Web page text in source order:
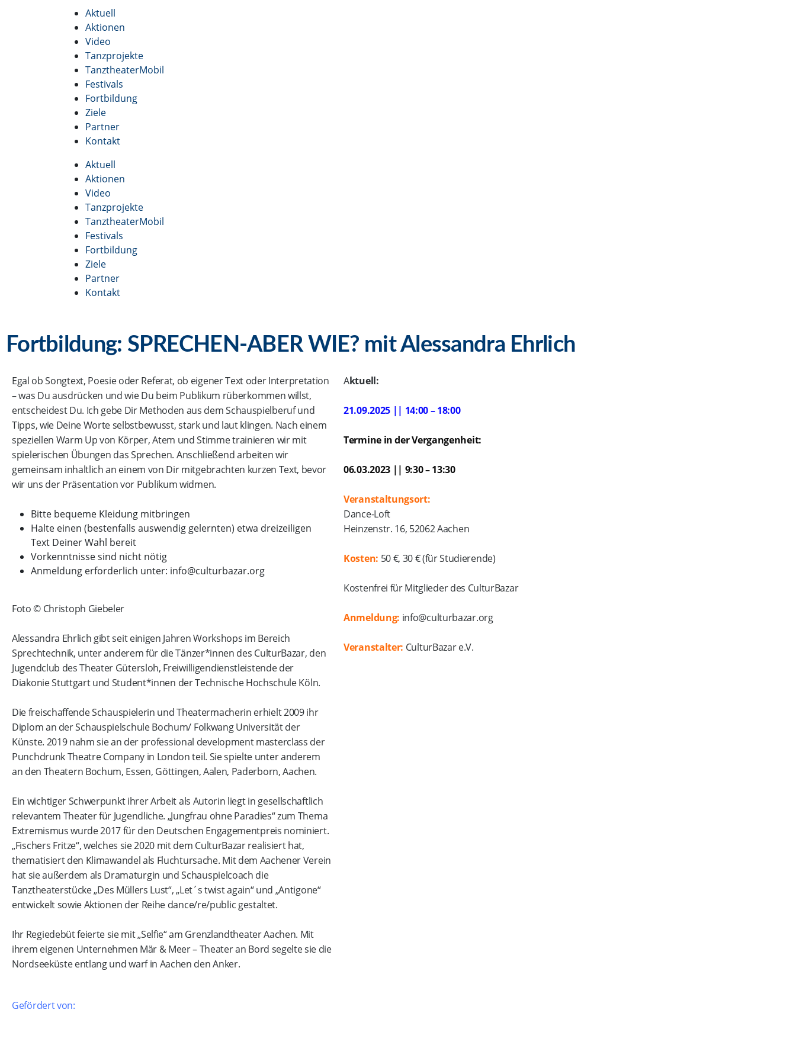
Aktuell
Aktionen
Video
Tanzprojekte
TanztheaterMobil
Festivals
Fortbildung
Ziele
Partner
Kontakt
Aktuell
Aktionen
Video
Tanzprojekte
TanztheaterMobil
Festivals
Fortbildung
Ziele
Partner
Kontakt
Fortbildung: SPRECHEN-ABER WIE? mit Alessandra Ehrlich
Egal ob Songtext, Poesie oder Referat, ob eigener Text oder Interpretation
– was Du ausdrücken und wie Du beim Publikum rüberkommen willst,
entscheidest Du. Ich gebe Dir Methoden aus dem Schauspielberuf und
Tipps, wie Deine Worte selbstbewusst, stark und laut klingen. Nach einem
speziellen Warm Up von Körper, Atem und Stimme trainieren wir mit
spielerischen Übungen das Sprechen. Anschließend arbeiten wir
gemeinsam inhaltlich an einem von Dir mitgebrachten kurzen Text, bevor
wir uns der Präsentation vor Publikum widmen.
Bitte bequeme Kleidung mitbringen
Halte einen (bestenfalls auswendig gelernten) etwa dreizeiligen
Text Deiner Wahl bereit
Vorkenntnisse sind nicht nötig
Anmeldung erforderlich unter: info@culturbazar.org
Foto © Christoph Giebeler
Alessandra Ehrlich gibt seit einigen Jahren Workshops im Bereich
Sprechtechnik, unter anderem für die Tänzer*innen des CulturBazar, den
Jugendclub des Theater Gütersloh, Freiwilligendienstleistende der
Diakonie Stuttgart und Student*innen der Technische Hochschule Köln.
Die freischaffende Schauspielerin und Theatermacherin erhielt 2009 ihr
Diplom an der Schauspielschule Bochum/ Folkwang Universität der
Künste. 2019 nahm sie an der professional development masterclass der
Punchdrunk Theatre Company in London teil. Sie spielte unter anderem
an den Theatern Bochum, Essen, Göttingen, Aalen, Paderborn, Aachen.
Ein wichtiger Schwerpunkt ihrer Arbeit als Autorin liegt in gesellschaftlich
relevantem Theater für Jugendliche. „Jungfrau ohne Paradies“ zum Thema
Extremismus wurde 2017 für den Deutschen Engagementpreis nominiert.
„Fischers Fritze“, welches sie 2020 mit dem CulturBazar realisiert hat,
thematisiert den Klimawandel als Fluchtursache. Mit dem Aachener Verein
hat sie außerdem als Dramaturgin und Schauspielcoach die
Tanztheaterstücke „Des Müllers Lust“, „Let´s twist again“ und „Antigone“
entwickelt sowie Aktionen der Reihe dance/re/public gestaltet.
Ihr Regiedebüt feierte sie mit „Selfie“ am Grenzlandtheater Aachen. Mit
ihrem eigenen Unternehmen Mär & Meer – Theater an Bord segelte sie die
Nordseeküste entlang und warf in Aachen den Anker.
Aktuell:
21.09.2025 || 14:00 – 18:00
Termine in der Vergangenheit:
06.03.2023 || 9:30 – 13:30
Veranstaltungsort:
Dance-Loft
Heinzenstr. 16, 52062 Aachen
Kosten: 50 €, 30 € (für Studierende)
Kostenfrei für Mitglieder des CulturBazar
Anmeldung: info@culturbazar.org
Veranstalter: CulturBazar e.V.
Gefördert von: